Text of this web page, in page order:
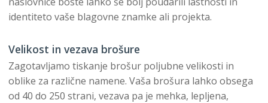
identiteto vaše blagovne znamke ali projekta.
Velikost in vezava brošure
Zagotavljamo tiskanje brošur poljubne velikosti in
oblike za različne namene. Vaša brošura lahko obsega
od 40 do 250 strani, vezava pa je mehka, lepljena,